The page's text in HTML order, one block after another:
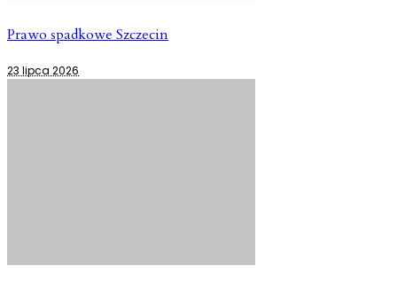
Prawo spadkowe Szczecin
23 lipca 2026